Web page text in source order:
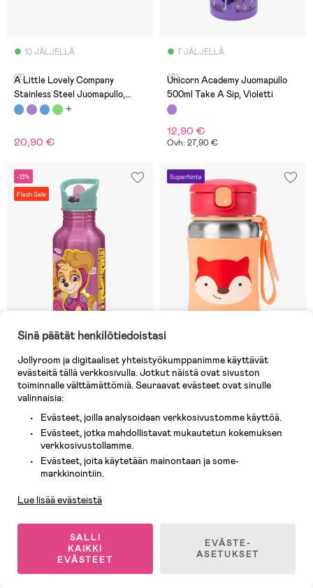
10 JÄLJELLÄ
(2)
A Little Lovely Company
Stainless Steel Juomapullo,
Strawberries
20,90 €
7 JÄLJELLÄ
(0)
Unicorn Academy Juomapullo
500ml Take A Sip, Violetti
12,90 €
Ovh: 27,90 €
-13%
Flash Sale
Varastossa
(1)
Ryhmä Hau Girls Alumiini
Juomapullo 545ml,
Vaaleanpunainen
12,90 €
Ovh: 20,90 €
Superhinta
9 JÄLJELLÄ
Oranssi
Ovh: 34,90 €
-10%
Sinä päätät henkilötiedoistasi
Jollyroom ja digitaaliset yhteistyökumppanimme käyttävät
evästeitä tällä verkkosivulla. Jotkut näistä ovat sivuston
toiminnalle välttämättömiä. Seuraavat evästeet ovat sinulle
valinnaisia:
Evästeet, joilla analysoidaan verkkosivustomme käyttöä.
Evästeet, jotka mahdollistavat mukautetun kokemuksen
verkkosivustollamme.
Evästeet, joita käytetään mainontaan ja some-
markkinointiin.
Lue lisää evästeistä
SALLI
KAIKKI
EVÄSTEET
EVÄSTE-
ASETUKSET